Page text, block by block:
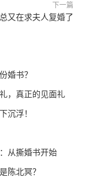
下一篇
又在求夫人复婚了
婚书？
，真正的见面礼
沉浮！
从撕婚书开始
陈北冥？